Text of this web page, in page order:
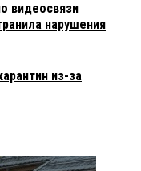
видеосвязи
нарушения
из-за